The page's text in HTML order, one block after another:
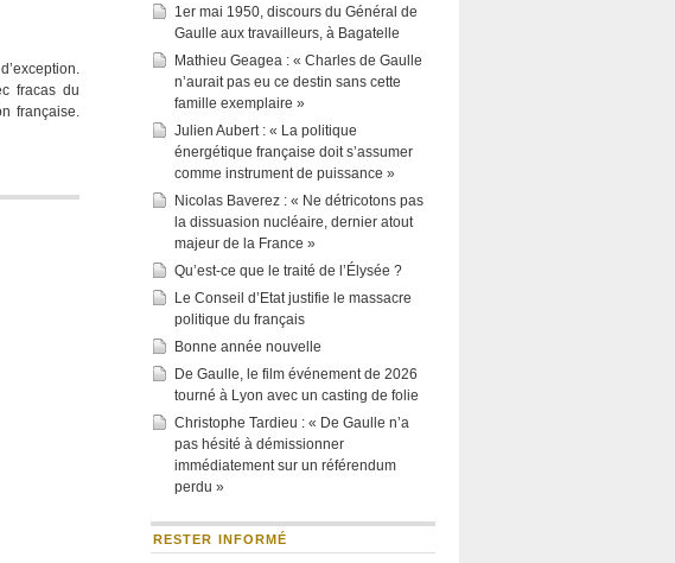
fracas du
française.
1er mai 1950, discours du Général de
Gaulle aux travailleurs, à Bagatelle
Mathieu Geagea : « Charles de Gaulle
n’aurait pas eu ce destin sans cette
famille exemplaire »
Julien Aubert : « La politique
énergétique française doit s’assumer
comme instrument de puissance »
Nicolas Baverez : « Ne détricotons pas
la dissuasion nucléaire, dernier atout
majeur de la France »
Qu’est-ce que le traité de l’Élysée ?
Le Conseil d’Etat justifie le massacre
politique du français
Bonne année nouvelle
De Gaulle, le film événement de 2026
tourné à Lyon avec un casting de folie
Christophe Tardieu : « De Gaulle n’a
pas hésité à démissionner
immédiatement sur un référendum
perdu »
RESTER INFORMÉ